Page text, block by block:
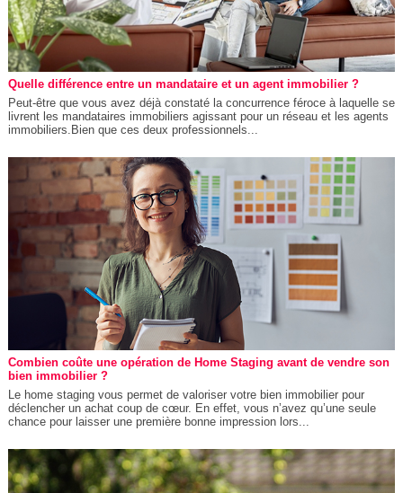
Quelle différence entre un mandataire et un agent immobilier ?
Peut-être que vous avez déjà constaté la concurrence féroce à laquelle se
livrent les mandataires immobiliers agissant pour un réseau et les agents
immobiliers.Bien que ces deux professionnels...
Combien coûte une opération de Home Staging avant de vendre son
bien immobilier ?
Le home staging vous permet de valoriser votre bien immobilier pour
déclencher un achat coup de cœur. En effet, vous n’avez qu’une seule
chance pour laisser une première bonne impression lors...